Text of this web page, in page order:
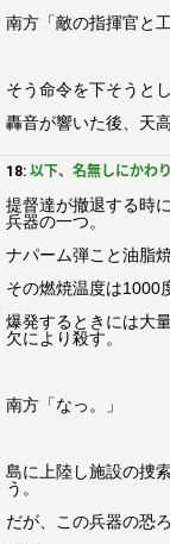
南方「敵の指揮官と
そう命令を下そうと
轟音が響いた後、天
18: 以下、名無しにかわ
提督達が撤退する時
兵器の一つ。
ナパーム弾こと油脂
その燃焼温度は1000
爆発するときには大
欠により殺す。
南方「なっ。」
島に上陸し施設の捜
う。
だが、この兵器の恐